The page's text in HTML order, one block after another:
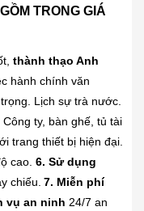
TRONG GIÁ
thành thạo Anh
hành chính văn
Lịch sự trà nước.
Công ty, bàn ghế, tủ tài
trang thiết bị hiện đại.
cao. 6. Sử dụng
chiếu. 7. Miễn phí
vụ an ninh 24/7 an